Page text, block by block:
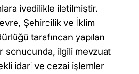
ivedilikle iletilmiştir.
Şehircilik ve İklim
tarafından yapılan
sonucunda, ilgili mevzuat
idari ve cezai işlemler